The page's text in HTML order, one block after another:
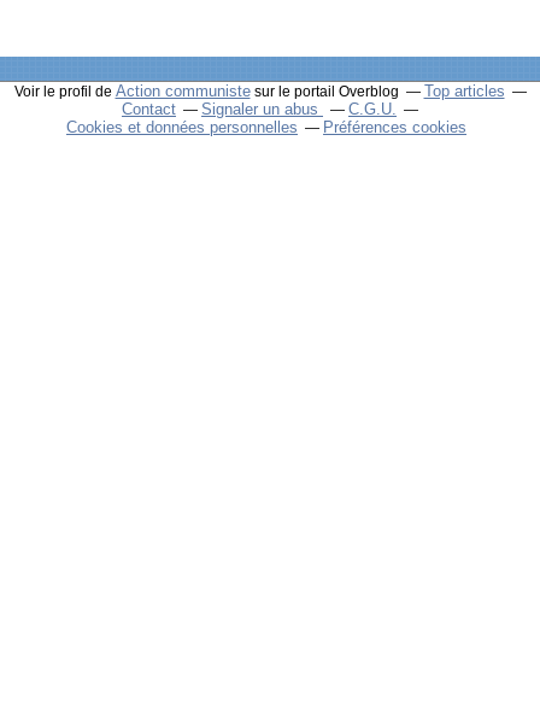
Voir le profil de Action communistesur le portail Overblog
Top articles
Contact
Signaler un abus
C.G.U.
Cookies et données personnelles
Préférences cookies